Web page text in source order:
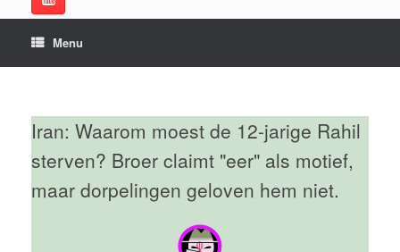
Menu
Iran: Waarom moest de 12-jarige Rahil
sterven? Broer claimt "eer" als motief,
maar dorpelingen geloven hem niet.